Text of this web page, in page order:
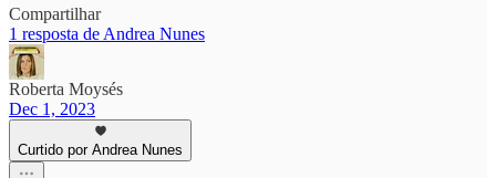
Compartilhar
1 resposta de Andrea Nunes
Roberta Moysés
Dec 1, 2023
Curtido por Andrea Nunes